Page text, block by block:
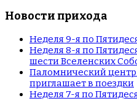
Новости прихода
Неделя 9-я по
Неделя 8-я по
шести Вселенских
Паломнический
приглашает в поездки
Неделя 7-я по